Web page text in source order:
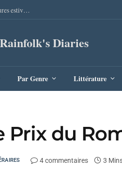
Sang Remords d’Audrey Degal : Le polar occitan qui va bouleverser vos lectures estivales
Rainfolk's Diaries
Par Genre Littérature
du
4 commentaires 3